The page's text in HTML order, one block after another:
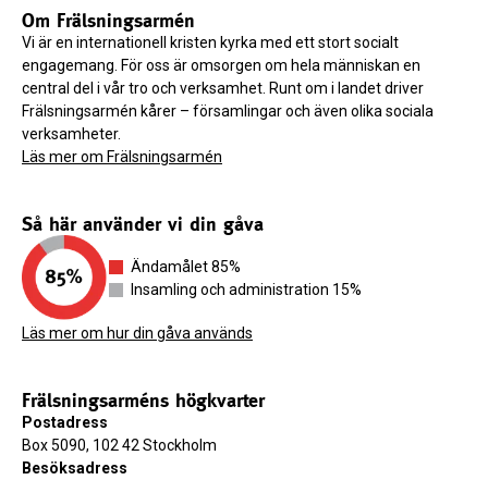
Om Frälsningsarmén
Vi är en internationell kristen kyrka med ett stort socialt
engagemang. För oss är omsorgen om hela människan en
central del i vår tro och verksamhet. Runt om i landet driver
Frälsningsarmén kårer – församlingar och även olika sociala
verksamheter.
Läs mer om Frälsningsarmén
Så här använder vi din gåva
Ändamålet 85%
Insamling och administration 15%
Läs mer om hur din gåva används
Frälsningsarméns högkvarter
Postadress
Box 5090, 102 42 Stockholm
Besöksadress